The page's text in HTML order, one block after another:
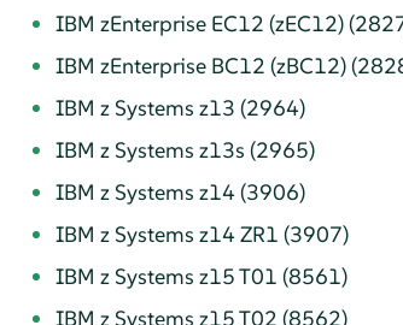
IBM zEnterprise EC12 (zEC12)
IBM zEnterprise BC12 (zBC12)
IBM z Systems z13 (2964)
IBM z Systems z13s (2965)
IBM z Systems z14 (3906)
IBM z Systems z14 ZR1 (3907)
IBM z Systems z15 T01 (8561)
IBM z Systems z15 T02 (8562)